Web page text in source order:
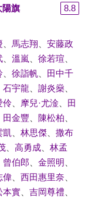
陽旗
8.8
馬志翔
安藤政
、 溫嵐 徐若瑄
、 徐詣帆、 田中千
石宇龍 謝炎燊、
伶、 摩兒·尤淦
田
田金豐 陳松柏
凱 林思傑、 撒布
、 高勇成、 林孟
曾伯郎 金照明
偉、 西田惠里奈
本實、 吉岡尊禮